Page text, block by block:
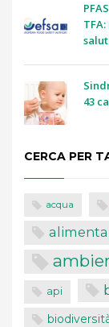
43
CERCA PER
acqua
api